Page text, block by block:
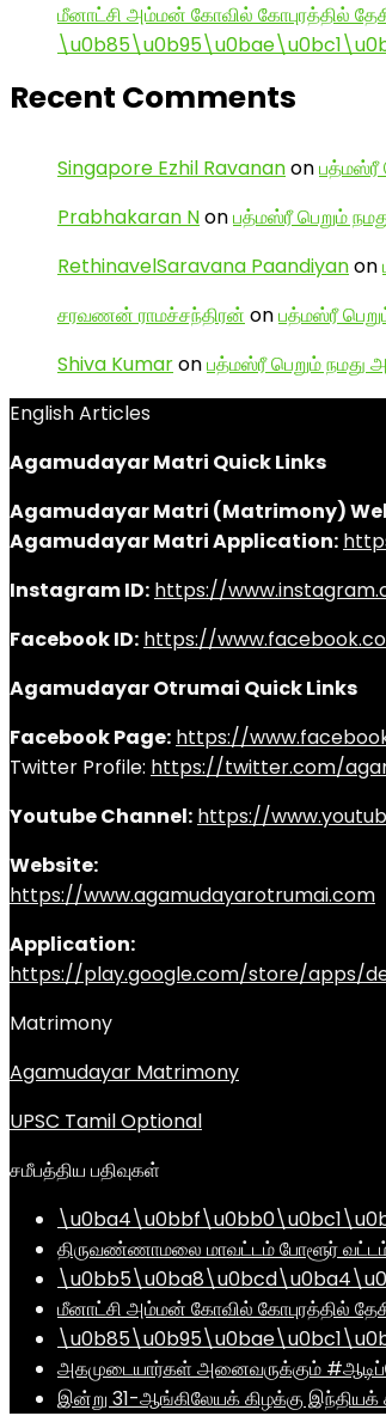
மீனாட்சி அம்மன் கோவில் கோபுரத்தில்
Recent Comments
Singapore Ezhil Ravananonபத்மஸ்ரீ
Prabhakaran Nonபத்மஸ்ரீ பெறும்
RethinavelSaravana Paandiyanon
சரவணன் ராமச்சந்திரன் onபத்மஸ்ரீ
Shiva Kumaronபத்மஸ்ரீ பெறும் நமது
English Articles
Agamudayar Matri Quick Links
Agamudayar Matri (Matrimony)
Agamudayar Matri Application:
Instagram ID: https://
Facebook ID: https://
Agamudayar Otrumai Quick Links
Facebook Page: https://
Twitter Profile: https://twitter.com/
Youtube Channel: https://
Website:
https://www.agamudayarotrumai.com
Application:
https://play.google.com/store/apps/
Matrimony
Agamudayar Matrimony
UPSC Tamil Optional
சமீபத்திய பதிவுகள்
திருவண்ணாமலை மாவட்டம் போளூர்
மீனாட்சி அம்மன் கோவில் கோபுரத்தில்
அகமுடையார்கள் அனைவருக்கும்
இன்று 31-ஆங்கிலேயக் கிழக்கு